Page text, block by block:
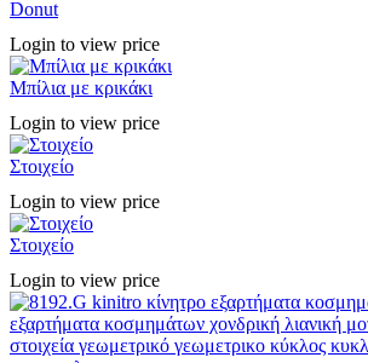
Donut
Login to view price
Μπίλια με κρικάκι
Login to view price
Στοιχείο
Login to view price
Στοιχείο
Login to view price